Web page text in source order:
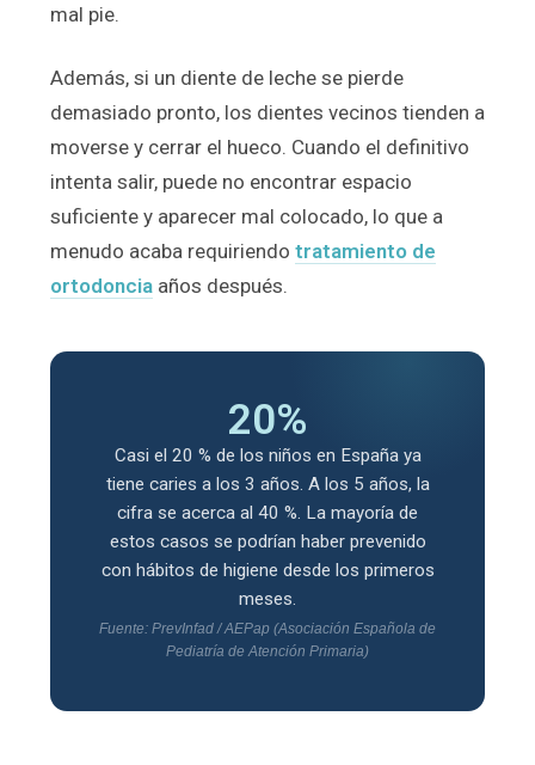
mal pie.
Además, si un diente de leche se pierde
demasiado pronto, los dientes vecinos tienden a
moverse y cerrar el hueco. Cuando el definitivo
intenta salir, puede no encontrar espacio
suficiente y aparecer mal colocado, lo que a
menudo acaba requiriendo tratamiento de
ortodoncia años después.
20%
Casi el 20 % de los niños en España ya
tiene caries a los 3 años. A los 5 años, la
cifra se acerca al 40 %. La mayoría de
estos casos se podrían haber prevenido
con hábitos de higiene desde los primeros
meses.
Fuente: PrevInfad / AEPap (Asociación Española de
Pediatría de Atención Primaria)